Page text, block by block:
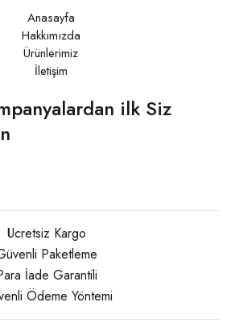
Anasayfa
Hakkımızda
Ürünlerimiz
İletişim
ilk Siz
Ücretsiz Kargo
Paketleme
İade Garantili
Ödeme Yöntemi